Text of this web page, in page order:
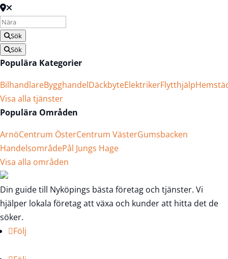
Sök
Sök
Populära Kategorier
BilhandlareBygghandelDäckbyteElektrikerFlytthjälp
Visa alla tjänster
Populära Områden
ArnöCentrum ÖsterCentrum VästerGumsbacken
HandelsområdePål Jungs Hage
Visa alla områden
Din guide till Nyköpings bästa företag och tjänster. Vi
hjälper lokala företag att växa och kunder att hitta det de
söker.
Följ